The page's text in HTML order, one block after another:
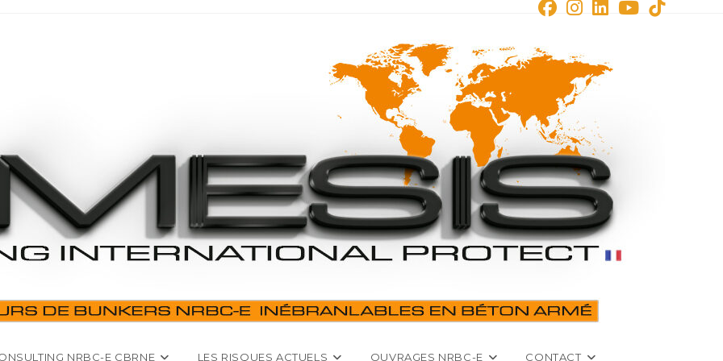
NRBC-E CBRNE LES RISQUES ACTUELS OUVRAGES NRBC-E CONTACT